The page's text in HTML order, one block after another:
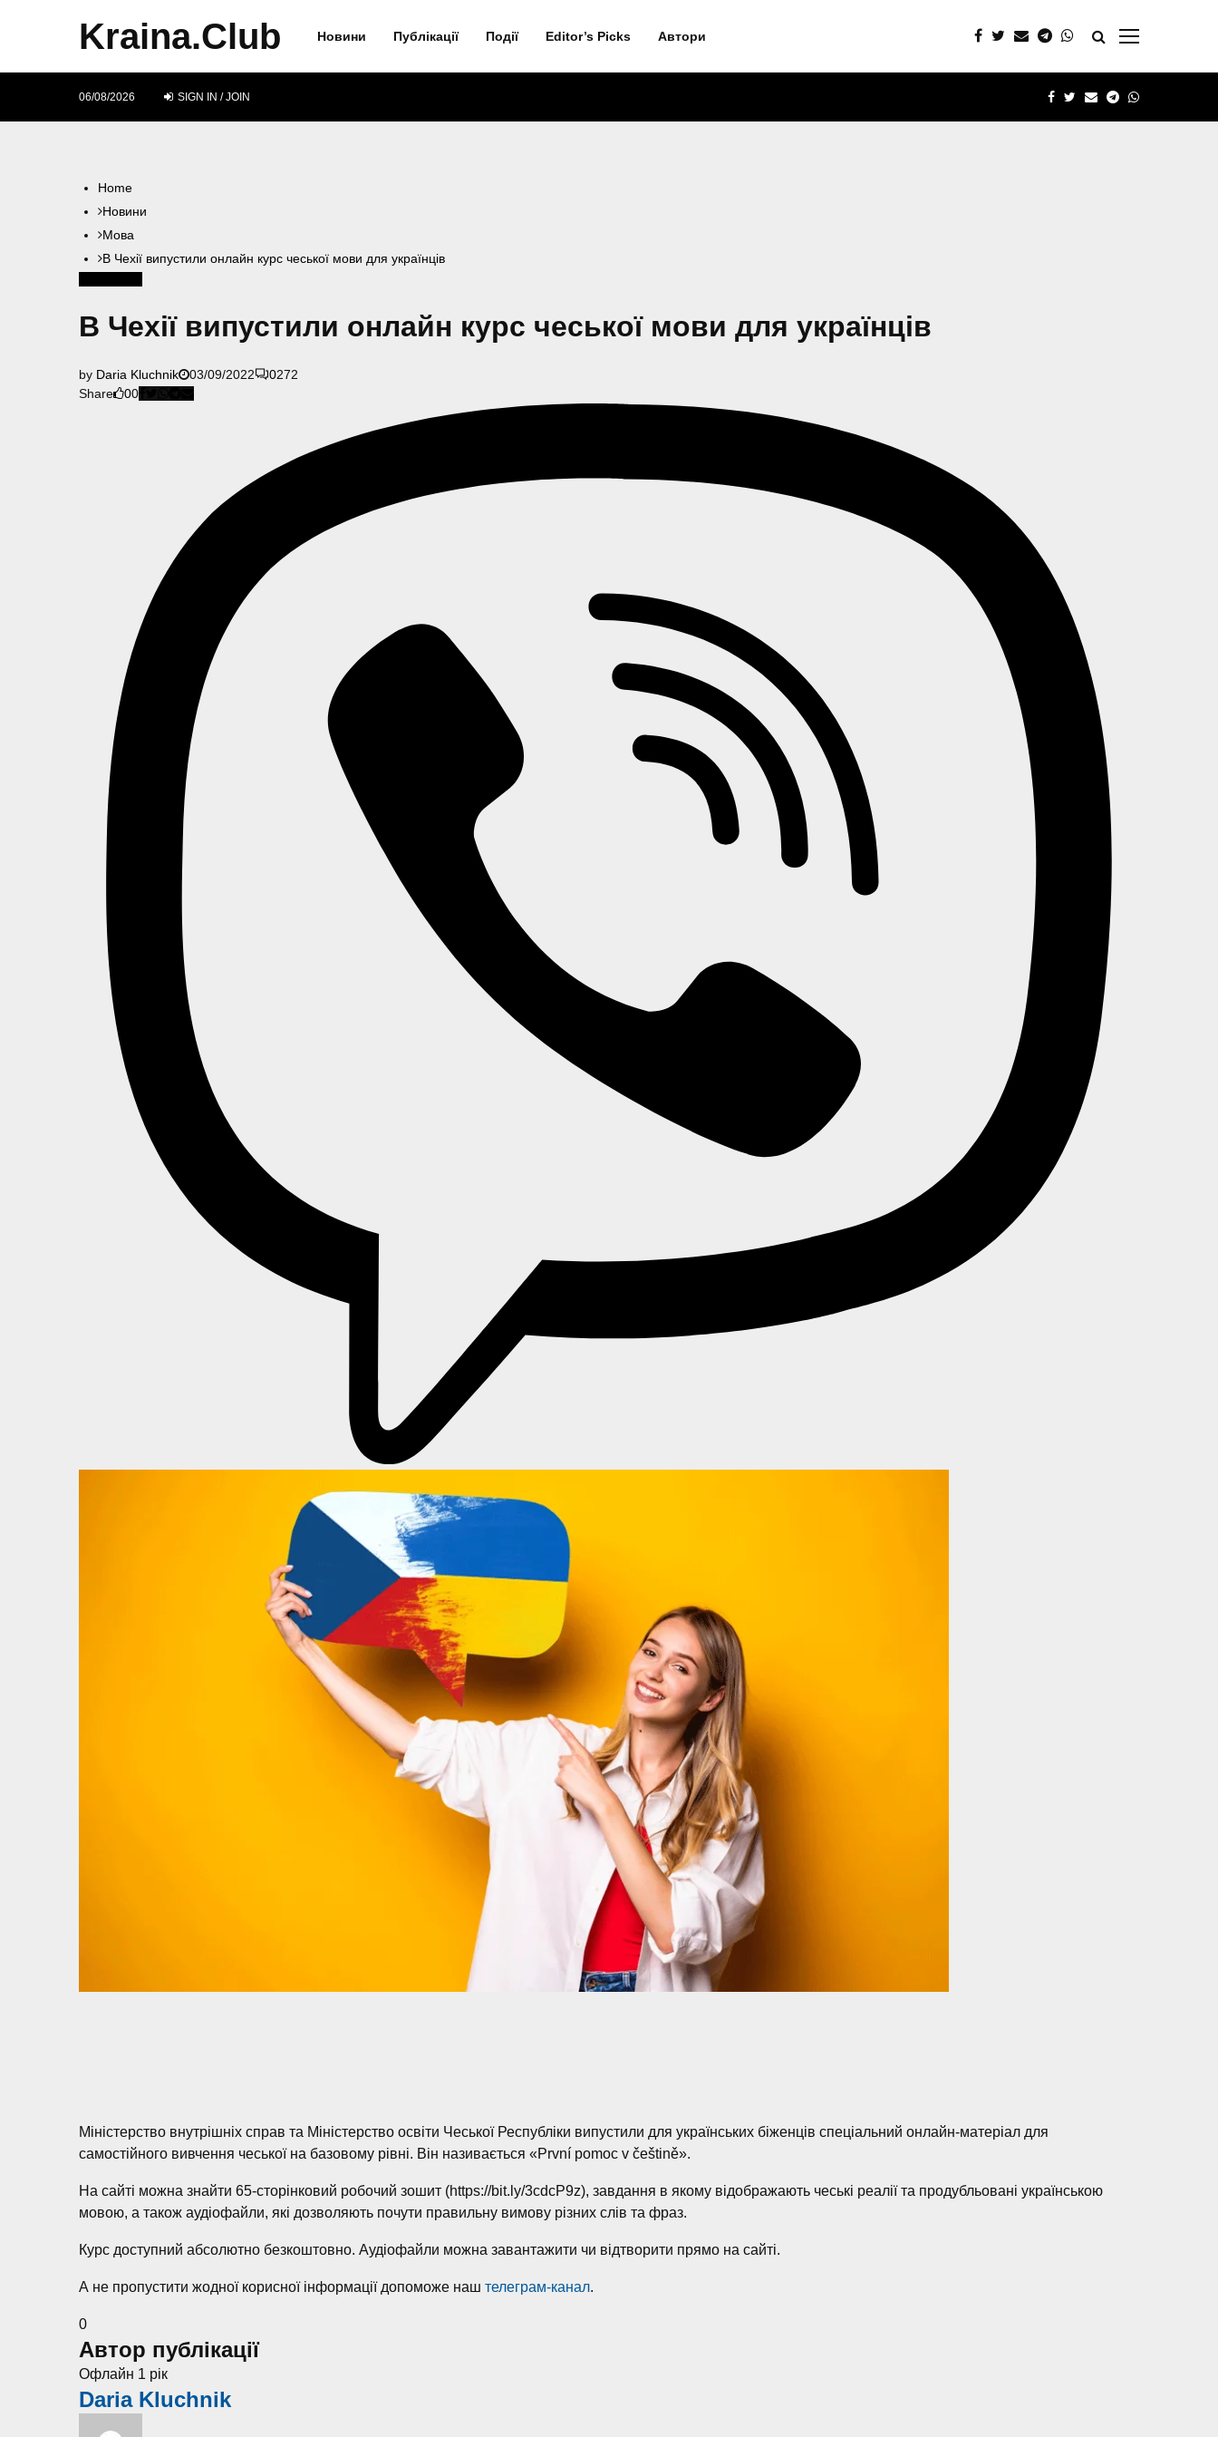
Kraina.Club Новини Публікації Події Editor’s Picks Автори
06/08/2026 SIGN IN / JOIN FACEBOOK
TWITTER
EMAILTELEGRAM
WHATSAPP
Home
Новини
Мова
В Чехії випустили онлайн курс чеської мови для українців
В Чехії випустили онлайн курс чеської мови для українців
by Daria Kluchnik 03/09/2022 0272
Share
00
Міністерство внутрішніх справ та Міністерство освіти Чеської Республіки випустили для українських біженців спеціальний онлайн-матеріал для
самостійного вивчення чеської на базовому рівні. Він називається «První pomoc v češtině».
На сайті можна знайти 65-сторінковий робочий зошит (https://bit.ly/3cdcP9z), завдання в якому відображають чеські реалії та продубльовані українською
мовою, а також аудіофайли, які дозволяють почути правильну вимову різних слів та фраз.
Курс доступний абсолютно безкоштовно. Аудіофайли можна завантажити чи відтворити прямо на сайті.
А не пропустити жодної корисної інформації допоможе наш телеграм-канал.
0
Автор публікації
Офлайн 1 рік
Daria Kluchnik